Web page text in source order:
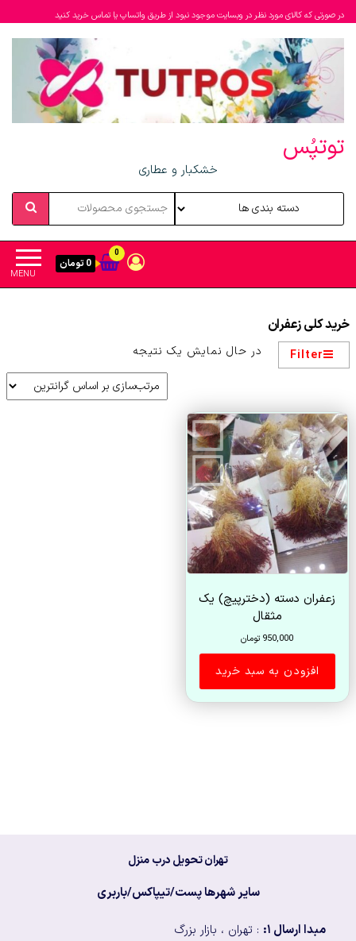
در صورتی که کالای مورد نظر در وبسایت موجود نبود از طریق واتساپ یا تماس خرید کنید
توتپُس
خشکبار و عطاری
MENU
0
0 تومان
خرید کلی زعفران
Filter در حال نمایش یک نتیجه
زعفران دسته (دخترپیچ) یک
مثقال
950,000 تومان
افزودن به سبد خرید
تهران تحویل درب منزل
سایر شهرها پست/تیپاکس/باربری
مبدا ارسال ۱: : تهران ، بازار بزرگ